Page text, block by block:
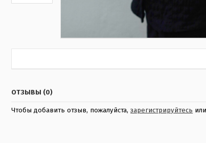
ОТЗЫВЫ (0)
Чтобы добавить отзыв, пожалуйста,зарегистрируйтесь или